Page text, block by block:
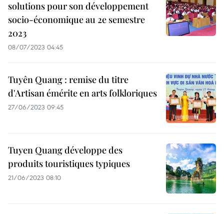
solutions pour son développement
socio-économique au 2e semestre
2023
08/07/2023 04:45
Tuyên Quang : remise du titre
d'Artisan émérite en arts folkloriques
27/06/2023 09:45
Tuyen Quang développe des
produits touristiques typiques
21/06/2023 08:10